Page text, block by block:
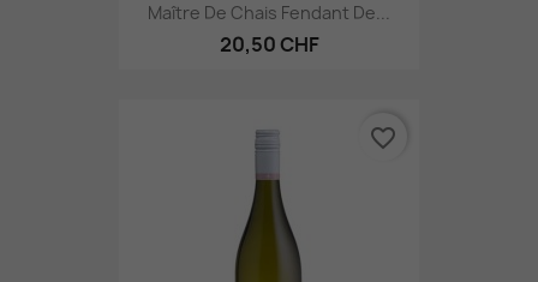
Maître De Chais Fendant De...
20,50 CHF
favorite_border